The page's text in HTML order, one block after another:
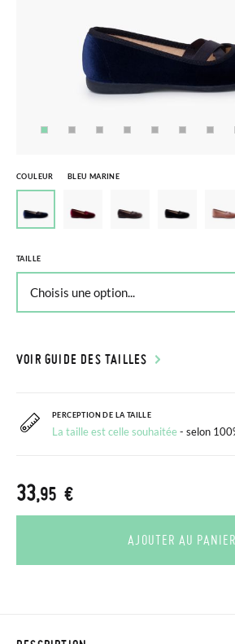
COULEUR BLEU MARINE
TAILLE
VOIR GUIDE DES TAILLES
PERCEPTION DE LA TAILLE
La taille est celle souhaitée- selon
33,95 €
AJOUTER AU PANIER